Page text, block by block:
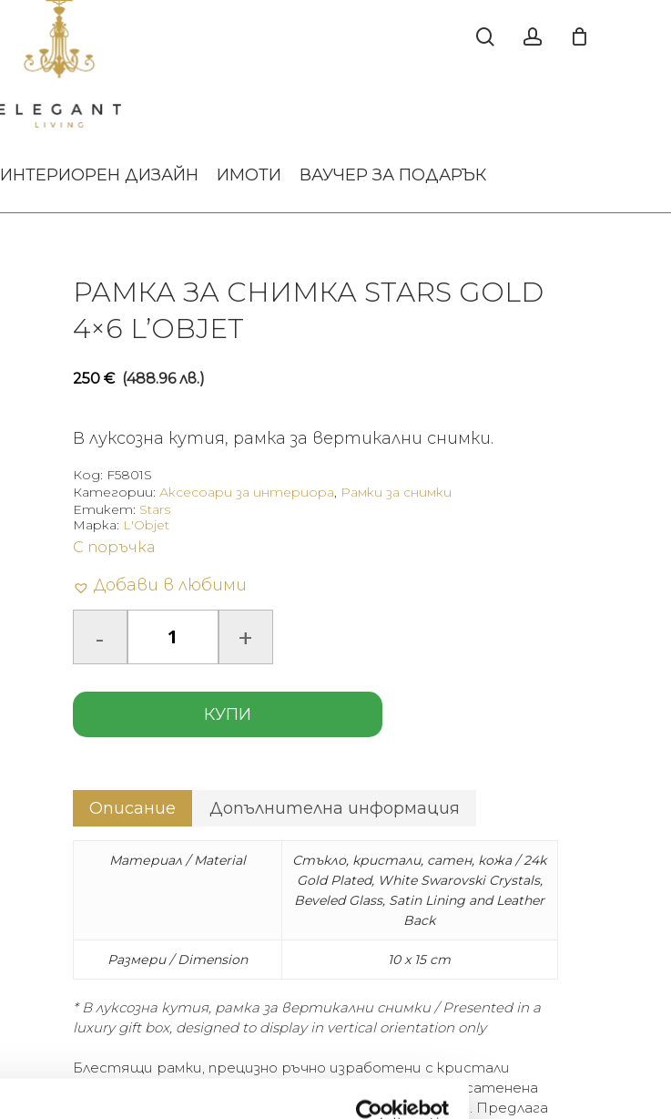
ИНТЕРИОРЕН ДИЗАЙН ИМОТИ ВАУЧЕР ЗА ПОДАРЪК
РАМКА ЗА СНИМКА STARS GOLD
4×6 L’OBJET
250 € (488.96 лв.)
В луксозна кутия, рамка за вертикални снимки.
Код: F5801S
Категории: Аксесоари за интериора, Рамки за снимки
Етикет: Stars
С поръчка
Добави в любими
КУПИ
Марка: L'Objet
Описание Допълнителна информация
Материал / Material
Стъкло, кристали, сатен, кожа / 24k
Gold Plated, White Swarovski Crystals,
Beveled Glass, Satin Lining and Leather
Back
Размери / Dimension 10 x 15 cm
* В луксозна кутия, рамка за вертикални снимки / Presented in a
luxury gift box, designed to display in vertical orientation only
Блестящи рамки, прецизно ръчно изработени с кристали
Swarovski, 24K злато и платинено покритие, стъкло, сатенена
подплата и гръб от кожа и велур с красиви детайли. Предлага